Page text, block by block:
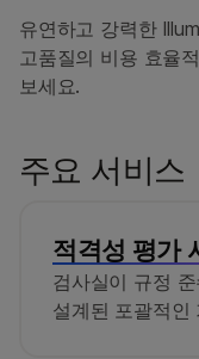
유연하고 강력한
고품질의 비용 효율
보세요.
주요 서비스
적격성 평가
검사실이 규정
설계된 포괄적인